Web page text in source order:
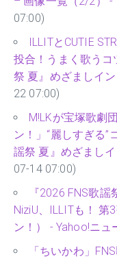
07:00)
ILLITとCUTIE
投合！うまく歌う
祭 夏』めざましイ
22 07:00)
M!LKが宝塚歌劇
ン！」“麗しすぎる
謡祭 夏』めざまし
07-14 07:00)
『2026 FNS歌
NiziU、ILLITも！ 第
ン！） - Yahoo!ニュ
「ちいかわ」